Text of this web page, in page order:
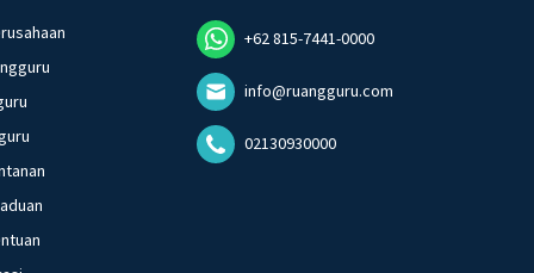
+62 815-7441-0000
info@ruangguru.com
02130930000